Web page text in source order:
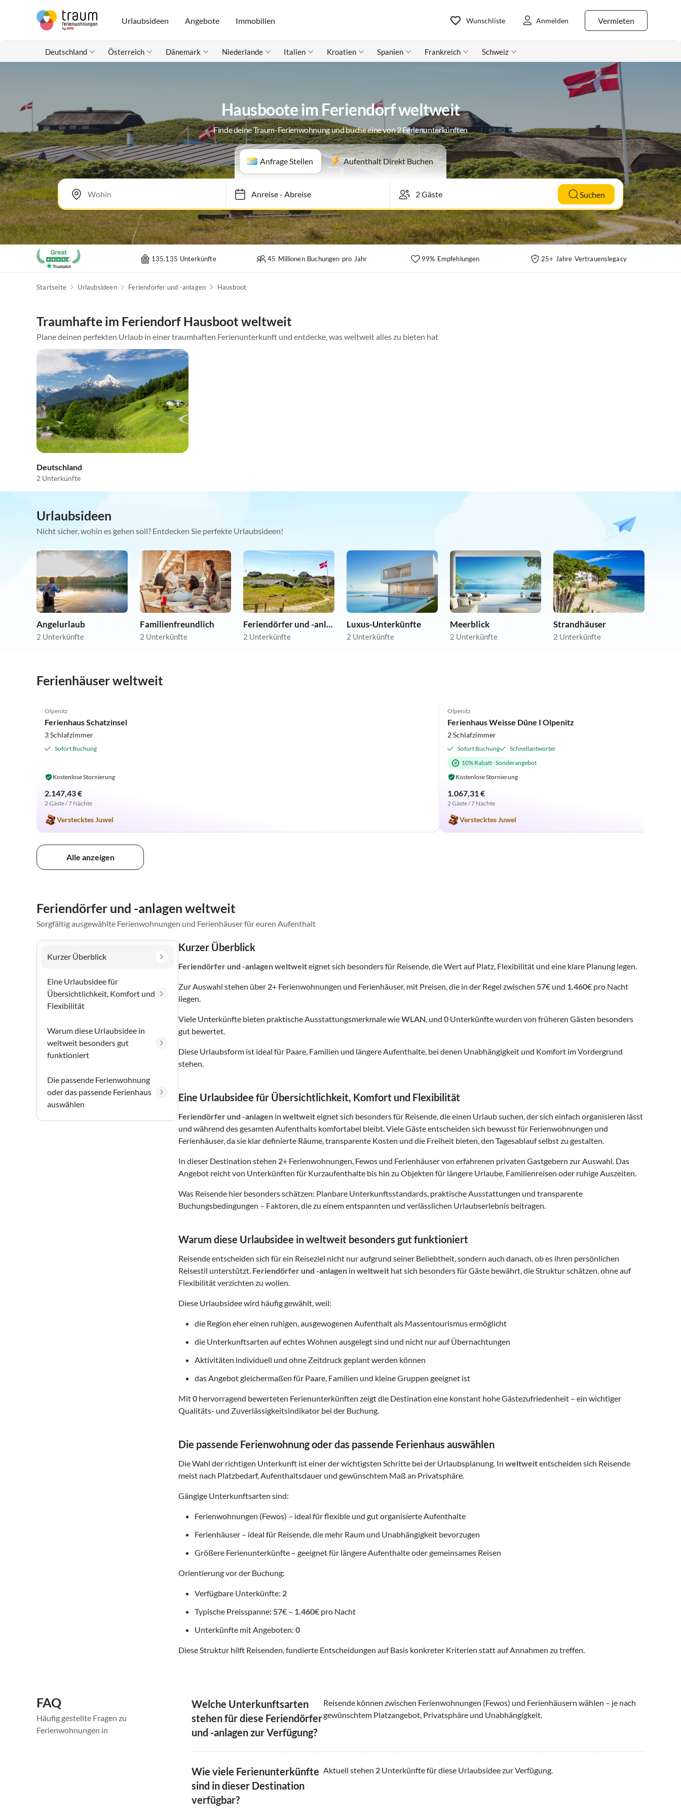
Urlaubsideen Angebote Immobilien Vermieten
Wunschliste Anmelden
Deutschland Österreich Dänemark Niederlande Italien Kroatien Spanien Frankreich Schweiz
Hausboote im Feriendorf weltweit
Finde deine Traum-Ferienwohnung und buche eine von 2 Ferienunterkünften
Anfrage Stellen Aufenthalt Direkt Buchen
Anreise-Abreise Suchen
135.135 Unterkünfte 45 Millionen Buchungen pro Jahr 99% Empfehlungen 25+ Jahre Vertrauenslegacy
Startseite Urlaubsideen Feriendörfer und -anlagen Hausboot
Traumhafte im Feriendorf Hausboot weltweit
Plane deinen perfekten Urlaub in einer traumhaften Ferienunterkunft und entdecke, was weltweit alles zu bieten hat
Deutschland
2 Unterkünfte
Urlaubsideen
Nicht sicher, wohin es gehen soll? Entdecken Sie perfekte Urlaubsideen!
Angelurlaub
2 Unterkünfte
Familienfreundlich
2 Unterkünfte
Feriendörfer und -anlagen
2 Unterkünfte
Luxus-Unterkünfte
2 Unterkünfte
Meerblick
2 Unterkünfte
Strandhäuser
2 Unterkünfte
Ferienhäuser weltweit
Olpenitz
Ferienhaus Schatzinsel
3 Schlafzimmer
Sofort Buchung
Kostenlose Stornierung
2.147,43 €
2 Gäste / 7 Nächte
Verstecktes Juwel
Olpenitz
Ferienhaus Weisse Düne I Olpenitz
2 Schlafzimmer
Sofort Buchung
Schnellantworter
10% Rabatt·Sonderangebot
Kostenlose Stornierung
1.067,31 €
2 Gäste / 7 Nächte
Verstecktes Juwel
Alle anzeigen
Feriendörfer und -anlagen weltweit
Sorgfältig ausgewählte Ferienwohnungen und Ferienhäuser für euren Aufenthalt
Kurzer Überblick
Eine Urlaubsidee für
Übersichtlichkeit, Komfort und
Flexibilität
Warum diese Urlaubsidee in
weltweit besonders gut
funktioniert
Die passende Ferienwohnung
oder das passende Ferienhaus
auswählen
Kurzer Überblick
Feriendörfer und -anlagenweltweiteignet sich besonders für Reisende, die Wert auf Platz, Flexibilität und eine klare Planung legen.
Zur Auswahl stehen über 2+ Ferienwohnungen und Ferienhäuser, mit Preisen, die in der Regel zwischen 57€ und 1.460€ pro Nacht
liegen.
Viele Unterkünfte bieten praktische Ausstattungsmerkmale wieWLAN, und 0 Unterkünfte wurden von früheren Gästen besonders
gut bewertet.
Diese Urlaubsform ist ideal für Paare, Familien und längere Aufenthalte, bei denen Unabhängigkeit und Komfort im Vordergrund
stehen.
Eine Urlaubsidee für Übersichtlichkeit, Komfort und Flexibilität
Feriendörfer und -anlagen in weltweiteignet sich besonders für Reisende, die einen Urlaub suchen, der sich einfach organisieren lässt
und während des gesamten Aufenthalts komfortabel bleibt. Viele Gäste entscheiden sich bewusst für Ferienwohnungen und
Ferienhäuser, da sie klar definierte Räume, transparente Kosten und die Freiheit bieten, den Tagesablauf selbst zu gestalten.
In dieser Destination stehen 2+ Ferienwohnungen, Fewos und Ferienhäuser von erfahrenen privaten Gastgebern zur Auswahl. Das
Angebot reicht von Unterkünften für Kurzaufenthalte bis hin zu Objekten für längere Urlaube, Familienreisen oder ruhige Auszeiten.
Was Reisende hier besonders schätzen: Planbare Unterkunftsstandards, praktische Ausstattungen und transparente
Buchungsbedingungen – Faktoren, die zu einem entspannten und verlässlichen Urlaubserlebnis beitragen.
Warum diese Urlaubsidee in weltweit besonders gut funktioniert
Reisende entscheiden sich für ein Reiseziel nicht nur aufgrund seiner Beliebtheit, sondern auch danach, ob es ihren persönlichen
Reisestil unterstützt. Feriendörfer und -anlagen in weltweit hat sich besonders für Gäste bewährt, die Struktur schätzen, ohne auf
Flexibilität verzichten zu wollen.
Diese Urlaubsidee wird häufig gewählt, weil:
die Region eher einen ruhigen, ausgewogenen Aufenthalt als Massentourismus ermöglicht
die Unterkunftsarten auf echtes Wohnen ausgelegt sind und nicht nur auf Übernachtungen
Aktivitäten individuell und ohne Zeitdruck geplant werden können
das Angebot gleichermaßen für Paare, Familien und kleine Gruppen geeignet ist
Mit0 hervorragend bewerteten Ferienunterkünften zeigt die Destination eine konstant hohe Gästezufriedenheit – ein wichtiger
Qualitäts- und Zuverlässigkeitsindikator bei der Buchung.
Die passende Ferienwohnung oder das passende Ferienhaus auswählen
Die Wahl der richtigen Unterkunft ist einer der wichtigsten Schritte bei der Urlaubsplanung. In weltweitentscheiden sich Reisende
meist nach Platzbedarf, Aufenthaltsdauer und gewünschtem Maß an Privatsphäre.
Gängige Unterkunftsarten sind:
Ferienwohnungen (Fewos) – ideal für flexible und gut organisierte Aufenthalte
Ferienhäuser – ideal für Reisende, die mehr Raum und Unabhängigkeit bevorzugen
Größere Ferienunterkünfte – geeignet für längere Aufenthalte oder gemeinsames Reisen
Orientierung vor der Buchung:
Verfügbare Unterkünfte: 2
Typische Preisspanne: 57€ – 1.460€ pro Nacht
Unterkünfte mit Angeboten: 0
Diese Struktur hilft Reisenden, fundierte Entscheidungen auf Basis konkreter Kriterien statt auf Annahmen zu treffen.
FAQ
Häufig gestellte Fragen zu
Ferienwohnungen in
Welche Unterkunftsarten
stehen für diese Feriendörfer
und -anlagen zur Verfügung?
Reisende können zwischen Ferienwohnungen (Fewos) und Ferienhäusern wählen – je nach
gewünschtem Platzangebot, Privatsphäre und Unabhängigkeit.
Wie viele Ferienunterkünfte
sind in dieser Destination
verfügbar?
Aktuell stehen 2 Unterkünfte für diese Urlaubsidee zur Verfügung.